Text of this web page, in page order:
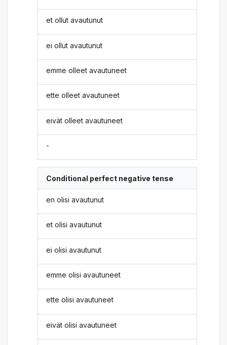
et ollut avautunut
ei ollut avautunut
emme olleet avautuneet
ette olleet avautuneet
eivät olleet avautuneet
-
Conditional perfect negative tense
en olisi avautunut
et olisi avautunut
ei olisi avautunut
emme olisi avautuneet
ette olisi avautuneet
eivät olisi avautuneet